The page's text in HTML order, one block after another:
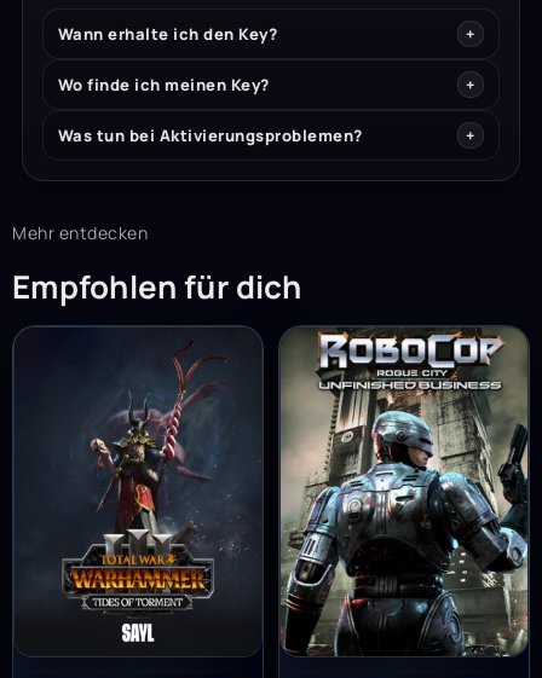
Wann erhalte ich den Key?
Wo finde ich meinen Key?
Was tun bei Aktivierungsproblemen?
Mehr entdecken
Empfohlen für dich